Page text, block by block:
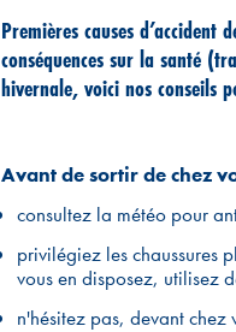
Premières causes
conséquences sur la santé
hivernale, voici nos conseils
Avant de sortir de chez
consultez la météo pour
privilégiez les chaussures
vous en disposez, utilisez
n'hésitez pas, devant